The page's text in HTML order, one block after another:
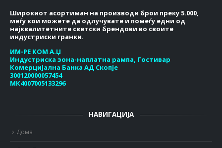
Широкиот асортиман на производи брои преку 5.000,
меѓу кои можете да одлучувате и помеѓу едни од
најквалитетните светски брендови во своите
индустриски гранки.
ИМ-РЕ КОМ А.Џ
Индустриска зона-наплатна рампа, Гостивар
Комерцијална Банка АД Скопје
300120000057454
МК4007005133296
НАВИГАЦИЈА
Дома